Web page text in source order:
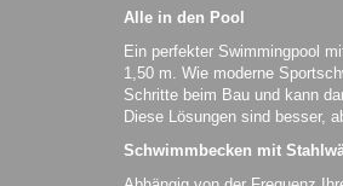
Alle in den Pool
Ein perfekter Swimmingpool
1,50 m. Wie moderne
Schritte beim Bau und kann
Diese Lösungen sind besser,
Schwimmbecken mit